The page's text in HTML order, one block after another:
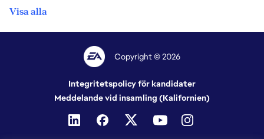
Visa alla
Copyright © 2026
Integritetspolicy för kandidater
Meddelande vid insamling (Kalifornien)